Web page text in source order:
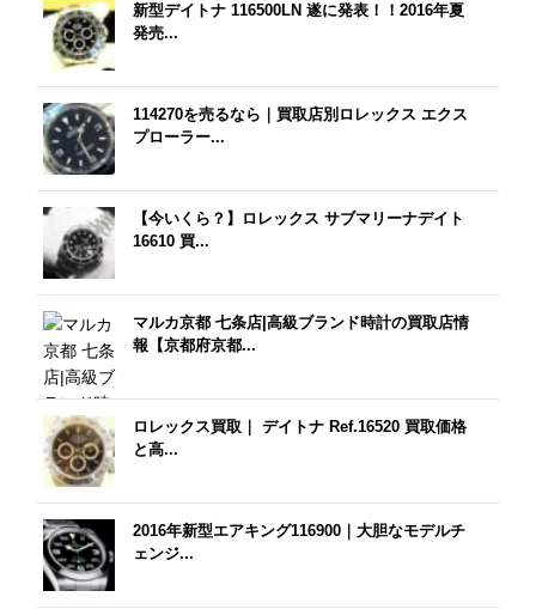
新型デイトナ 116500LN 遂に発表！！2016年夏
発売...
114270を売るなら｜買取店別ロレックス エクス
プローラー...
【今いくら？】ロレックス サブマリーナデイト
16610 買...
マルカ京都 七条店|高級ブランド時計の買取店情
報【京都府京都...
ロレックス買取｜ デイトナ Ref.16520 買取価格
と高...
2016年新型エアキング116900｜大胆なモデルチ
ェンジ...